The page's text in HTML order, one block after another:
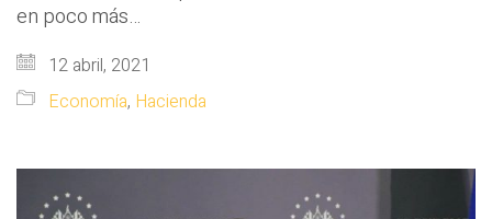
en poco más…
12 abril, 2021
Economía, Hacienda